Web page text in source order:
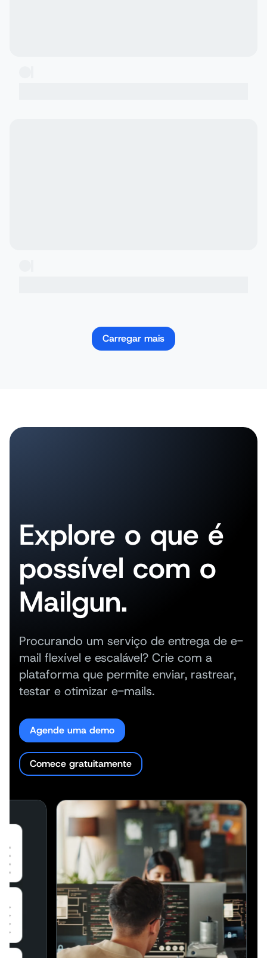
Carregar mais
Explore o que é
possível com o
Mailgun.
Procurando um serviço de entrega de e-
mail flexível e escalável? Crie com a
plataforma que permite enviar, rastrear,
testar e otimizar e-mails.
Agende uma demo
Comece gratuitamente